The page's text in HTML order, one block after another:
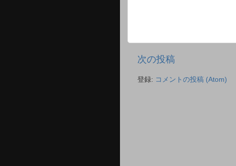
次の投稿
登録: コメントの投稿 (Atom)